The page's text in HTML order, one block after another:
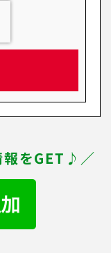
報をGET♪／